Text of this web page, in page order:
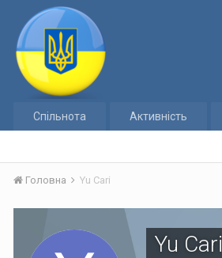
Спільнота Активність
Головна Yu Cari
Yu Cari